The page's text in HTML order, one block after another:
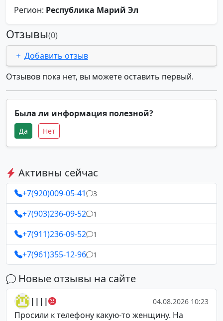
Регион: Республика Марий Эл
Отзывы(0)
Добавить отзыв
Отзывов пока нет, вы можете оставить первый.
Была ли информация полезной?
Да Нет
Активны сейчас
+7(920)009-05-41 3
+7(903)236-09-52 1
+7(911)236-09-52 1
+7(961)355-12-96 1
Новые отзывы на сайте
|||| 04.08.2026 10:23
Просили к телефону какую-то женщину. На